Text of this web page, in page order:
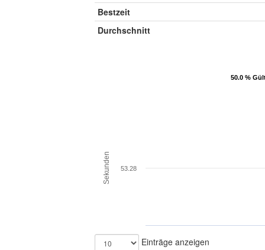
Bestzeit
Durchschnitt
50.0 %
50.0 %
Sekunden 53.28
Einträge anzeigen